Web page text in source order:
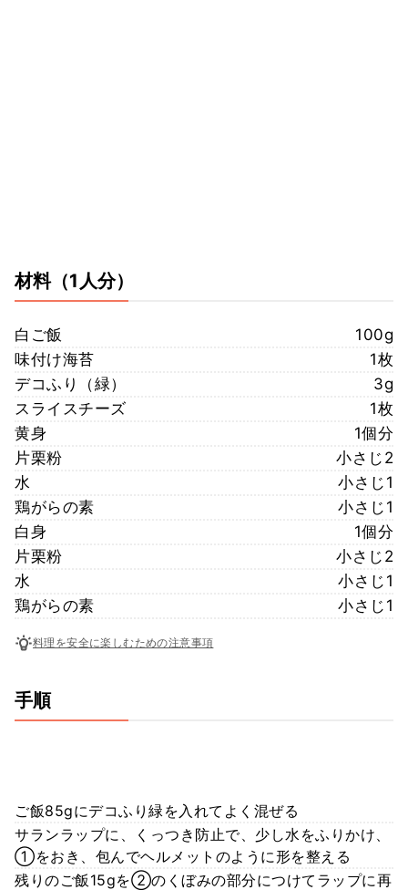
材料（1人分）
白ご飯
100g
味付け海苔
1枚
デコふり（緑）
3g
スライスチーズ
1枚
黄身
1個分
片栗粉
小さじ2
水
小さじ1
鶏がらの素
小さじ1
白身
1個分
片栗粉
小さじ2
水
小さじ1
鶏がらの素
小さじ1
料理を安全に楽しむための注意事項
手順
ご飯85gにデコふり緑を入れてよく混ぜる
サランラップに、くっつき防止で、少し水をふりかけ、
①をおき、包んでヘルメットのように形を整える
残りのご飯15gを②のくぼみの部分につけてラップに再